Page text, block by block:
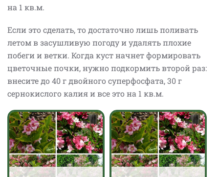
на 1 кв.м.
Если это сделать, то достаточно лишь поливать
летом в засушливую погоду и удалять плохие
побеги и ветки. Когда куст начнет формировать
цветочные почки, нужно подкормить второй раз:
внесите до 40 г двойного суперфосфата, 30 г
сернокислого калия и все это на 1 кв.м.